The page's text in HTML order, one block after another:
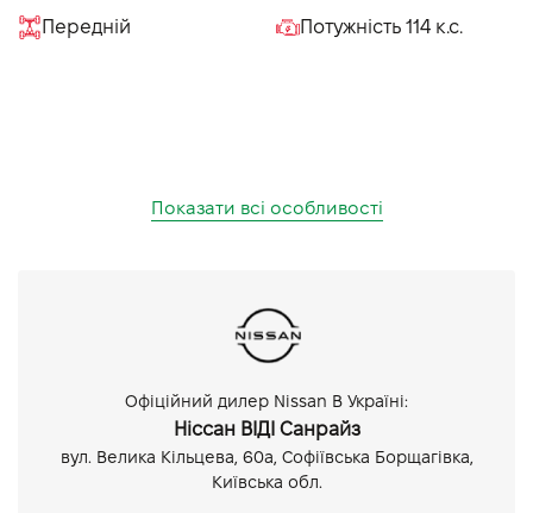
Передній Потужність 114 к.с.
Показати всі особливості
Офіційний дилер Nissan В Україні:
Ніссан ВІДІ Санрайз
вул. Велика Кільцева, 60а, Софіївська Борщагівка,
Київська обл.